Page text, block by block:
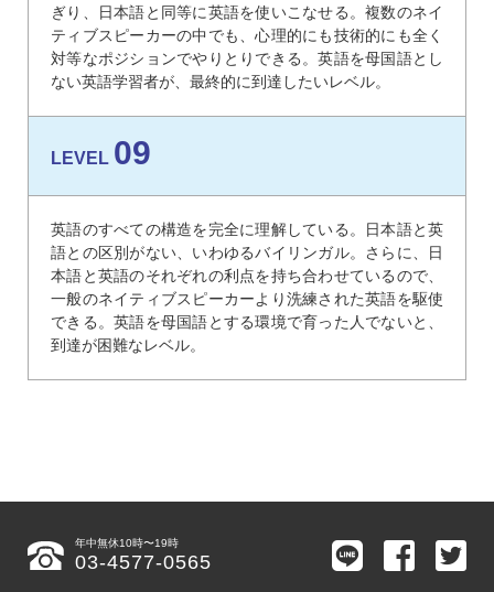
ぎり、日本語と同等に英語を使いこなせる。複数のネイ
ティブスピーカーの中でも、心理的にも技術的にも全く
対等なポジションでやりとりできる。英語を母国語とし
ない英語学習者が、最終的に到達したいレベル。
LEVEL 09
英語のすべての構造を完全に理解している。日本語と英
語との区別がない、いわゆるバイリンガル。さらに、日
本語と英語のそれぞれの利点を持ち合わせているので、
一般のネイティブスピーカーより洗練された英語を駆使
できる。英語を母国語とする環境で育った人でないと、
到達が困難なレベル。
年中無休10時〜19時
03-4577-0565